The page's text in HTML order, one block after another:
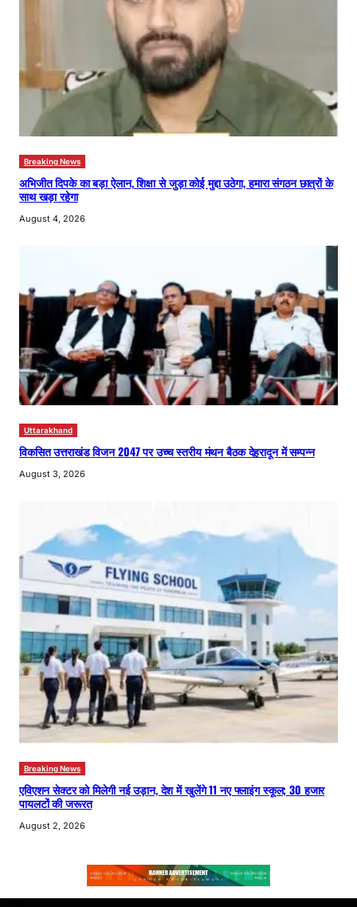
Breaking News
अभिजीत दिपके का बड़ा ऐलान, शिक्षा से जुड़ा कोई मुद्दा उठेगा, हमारा संगठन छात्रों के
साथ खड़ा रहेगा
August 4, 2026
Uttarakhand
विकसित उत्तराखंड विजन 2047 पर उच्च स्तरीय मंथन बैठक देहरादून में सम्पन्न
August 3, 2026
Breaking News
एविएशन सेक्टर को मिलेगी नई उड़ान, देश में खुलेंगे 11 नए फ्लाइंग स्कूल; 30 हजार
पायलटों की जरूरत
August 2, 2026